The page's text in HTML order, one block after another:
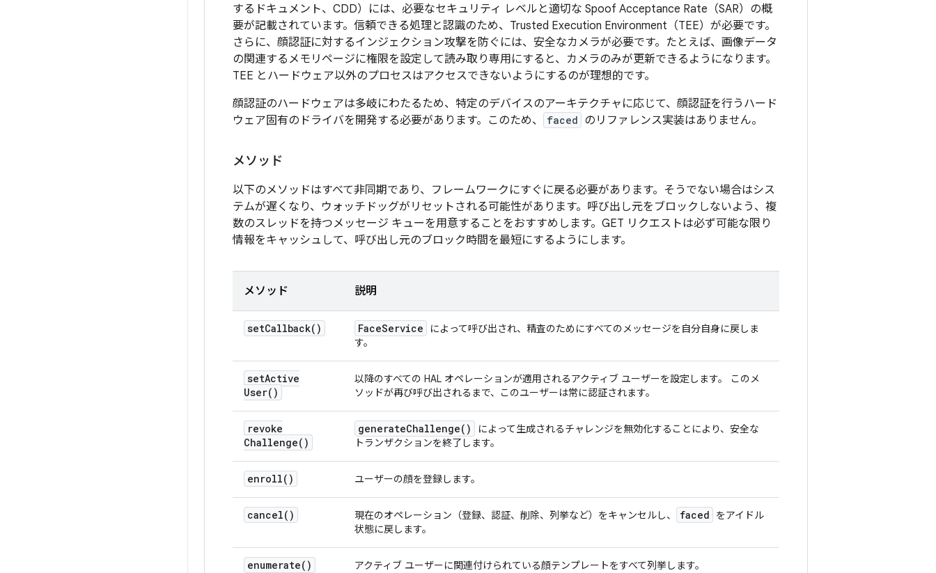
するドキュメント、CDD）には、必要なセキュリティ レベルと適切な Spoof Acceptance Rate（SAR）の概
要が記載されています。信頼できる処理と認識のため、Trusted Execution Environment（TEE）が必要です。
さらに、顔認証に対するインジェクション攻撃を防ぐには、安全なカメラが必要です。たとえば、画像データ
の関連するメモリページに権限を設定して読み取り専用にすると、カメラのみが更新できるようになります。
TEE とハードウェア以外のプロセスはアクセスできないようにするのが理想的です。
顔認証のハードウェアは多岐にわたるため、特定のデバイスのアーキテクチャに応じて、顔認証を行うハード
ウェア固有のドライバを開発する必要があります。このため、
faced のリファレンス実装はありません。
メソッド
以下のメソッドはすべて非同期であり、フレームワークにすぐに戻る必要があります。そうでない場合はシス
テムが遅くなり、ウォッチドッグがリセットされる可能性があります。呼び出し元をブロックしないよう、複
数のスレッドを持つメッセージ キューを用意することをおすすめします。GET リクエストは必ず可能な限り
情報をキャッシュして、呼び出し元のブロック時間を最短にするようにします。
メソッド 説明
setCallback( ) FaceService
によって呼び出され、精査のためにすべてのメッセージを自分自身に戻しま
す。
setActive
User( )
以降のすべての HAL オペレーションが適用されるアクティブ ユーザーを設定します。 このメ
ソッドが再び呼び出されるまで、このユーザーは常に認証されます。
revoke
Challenge( )
generateChallenge( )
によって生成されるチャレンジを無効化することにより、安全な
トランザクションを終了します。
enroll( ) ユーザーの顔を登録します。
cancel( ) 現在のオペレーション（登録、認証、削除、列挙など）をキャンセルし、 faced
をアイドル
状態に戻します。
enumerate( ) アクティブ ユーザーに関連付けられている顔テンプレートをすべて列挙します。